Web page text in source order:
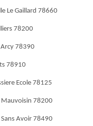
Le Gaillard 78660
78200
Arcy 78390
78910
Ecole 78125
Mauvoisin 78200
Avoir 78490